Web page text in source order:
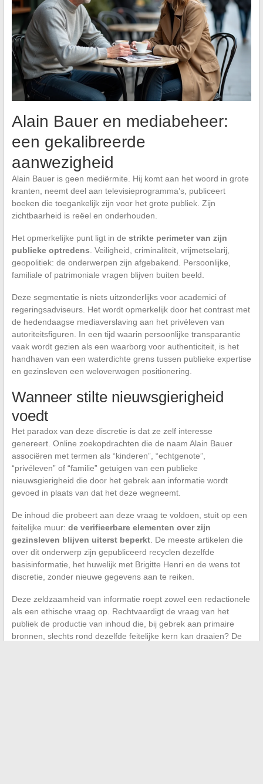
Alain Bauer en mediabeheer:
een gekalibreerde
aanwezigheid
Alain Bauer is geen mediërmite. Hij komt aan het woord in grote
kranten, neemt deel aan televisieprogramma’s, publiceert
boeken die toegankelijk zijn voor het grote publiek. Zijn
zichtbaarheid is reëel en onderhouden.
Het opmerkelijke punt ligt in de strikte perimeter van zijn
publieke optredens. Veiligheid, criminaliteit, vrijmetselarij,
geopolitiek: de onderwerpen zijn afgebakend. Persoonlijke,
familiale of patrimoniale vragen blijven buiten beeld.
Deze segmentatie is niets uitzonderlijks voor academici of
regeringsadviseurs. Het wordt opmerkelijk door het contrast met
de hedendaagse mediaverslaving aan het privéleven van
autoriteitsfiguren. In een tijd waarin persoonlijke transparantie
vaak wordt gezien als een waarborg voor authenticiteit, is het
handhaven van een waterdichte grens tussen publieke expertise
en gezinsleven een weloverwogen positionering.
Wanneer stilte nieuwsgierigheid
voedt
Het paradox van deze discretie is dat ze zelf interesse
genereert. Online zoekopdrachten die de naam Alain Bauer
associëren met termen als “kinderen”, “echtgenote”,
“privéleven” of “familie” getuigen van een publieke
nieuwsgierigheid die door het gebrek aan informatie wordt
gevoed in plaats van dat het deze wegneemt.
De inhoud die probeert aan deze vraag te voldoen, stuit op een
feitelijke muur: de verifieerbare elementen over zijn
gezinsleven blijven uiterst beperkt. De meeste artikelen die
over dit onderwerp zijn gepubliceerd recyclen dezelfde
basisinformatie, het huwelijk met Brigitte Henri en de wens tot
discretie, zonder nieuwe gegevens aan te reiken.
Deze zeldzaamheid van informatie roept zowel een redactionele
als een ethische vraag op. Rechtvaardigt de vraag van het
publiek de productie van inhoud die, bij gebrek aan primaire
bronnen, slechts rond dezelfde feitelijke kern kan draaien? De